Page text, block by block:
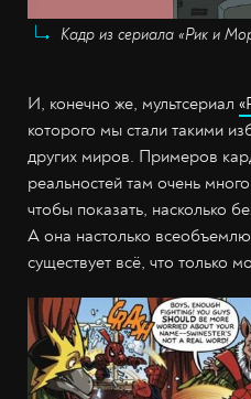
Кадр из сериала «Рик и
И, конечно же, мультсериал
которого мы стали такими
других миров. Примеров
реальностей там очень
чтобы показать, насколько
А она настолько
существует всё, что только